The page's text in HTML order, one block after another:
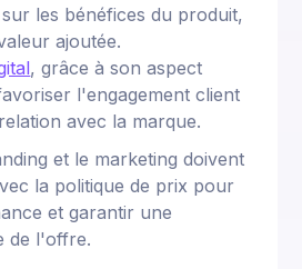
les bénéfices du produit,
ajoutée.
, grâce à son aspect
l'engagement client
avec la marque.
et le marketing doivent
la politique de prix pour
et garantir une
de l'offre.